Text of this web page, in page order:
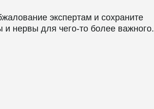
экспертам и сохраните
и нервы для чего-то более важного.